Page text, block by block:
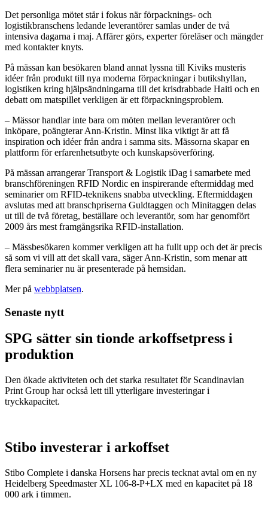
Det personliga mötet står i fokus när förpacknings- och
logistikbranschens ledande leverantörer samlas under de två
intensiva dagarna i maj. Affärer görs, experter föreläser och mängder
med kontakter knyts.
På mässan kan besökaren bland annat lyssna till Kiviks musteris
idéer från produkt till nya moderna förpackningar i butikshyllan,
logistiken kring hjälpsändningarna till det krisdrabbade Haiti och en
debatt om matspillet verkligen är ett förpackningsproblem.
– Mässor handlar inte bara om möten mellan leverantörer och
inköpare, poängterar Ann-Kristin. Minst lika viktigt är att få
inspiration och idéer från andra i samma sits. Mässorna skapar en
plattform för erfarenhetsutbyte och kunskapsöverföring.
På mässan arrangerar Transport & Logistik iDag i samarbete med
branschföreningen RFID Nordic en inspirerande eftermiddag med
seminarier om RFID-teknikens snabba utveckling. Eftermiddagen
avslutas med att branschpriserna Guldtaggen och Minitaggen delas
ut till de två företag, beställare och leverantör, som har genomfört
2009 års mest framgångsrika RFID-installation.
– Mässbesökaren kommer verkligen att ha fullt upp och det är precis
så som vi vill att det skall vara, säger Ann-Kristin, som menar att
flera seminarier nu är presenterade på hemsidan.
Mer på webbplatsen.
Senaste nytt
SPG sätter sin tionde arkoffsetpress i
produktion
Den ökade aktiviteten och det starka resultatet för Scandinavian
Print Group har också lett till ytterligare investeringar i
tryckkapacitet.
Stibo investerar i arkoffset
Stibo Complete i danska Horsens har precis tecknat avtal om en ny
Heidelberg Speedmaster XL 106-8-P+LX med en kapacitet på 18
000 ark i timmen.